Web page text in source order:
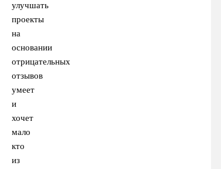
улучшать
проекты
на
основании
отрицательных
отзывов
умеет
и
хочет
мало
кто
из